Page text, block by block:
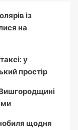
із
на
у
простір
щодня